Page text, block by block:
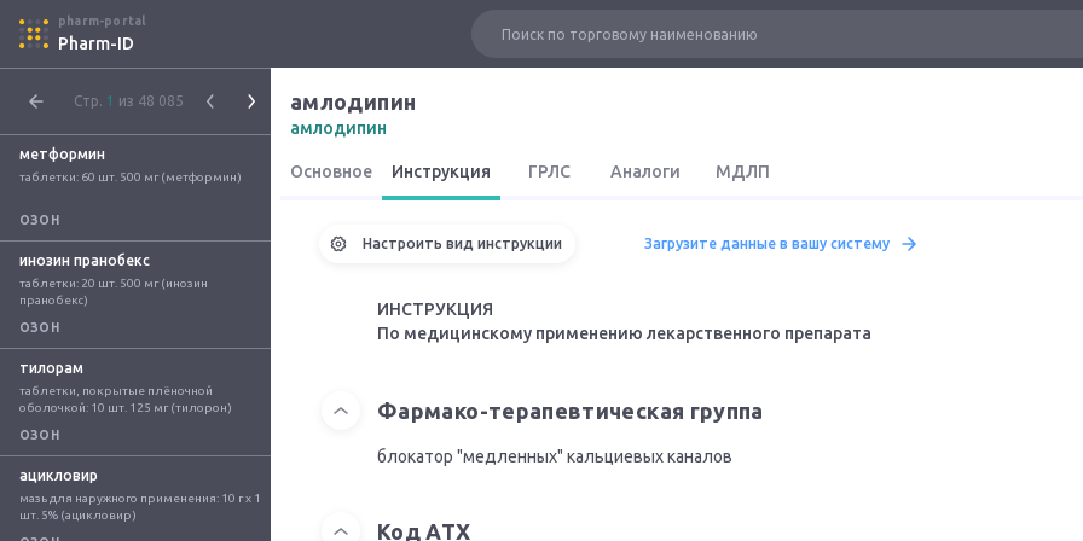
pharm-portal
Pharm-ID
Стр. 1 из 48 085
метформин
таблетки: 60 шт. 500 мг (метформин)
ОЗОН
инозин пранобекс
таблетки: 20 шт. 500 мг (инозин
пранобекс)
ОЗОН
тилорам
таблетки, покрытые плёночной
оболочкой: 10 шт. 125 мг (тилорон)
ОЗОН
ацикловир
мазь для наружного применения: 10 г x 1
шт. 5% (ацикловир)
амлодипин
амлодипин
Основное Инструкция ГРЛС Аналоги МДЛП
Настроить вид инструкции Загрузите данные в вашу систему
ИНСТРУКЦИЯ
По медицинскому применению лекарственного препарата
Фармако-терапевтическая группа
блокатор "медленных" кальциевых каналов
Код АТХ